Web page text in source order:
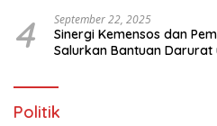
4 September 22, 2025
Sinergi Kemensos dan
Salurkan Bantuan Darurat
Politik